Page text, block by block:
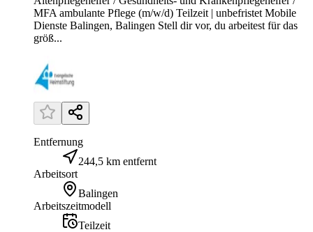
MFA ambulante Pflege (m/w/d) Teilzeit | unbefristet Mobile
Dienste Balingen, Balingen Stell dir vor, du arbeitest für das
größ...
Entfernung
244,5 km entfernt
Arbeitsort
Balingen
Arbeitszeitmodell
Teilzeit